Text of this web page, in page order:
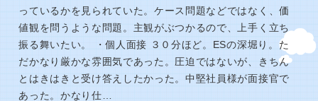
っているかを見られていた。ケース問題などではなく、価
値観を問うような問題。主観がぶつかるので、上手く立ち
振る舞いたい。 ・個人面接 ３０分ほど。ESの深堀り。た
だかなり厳かな雰囲気であった。圧迫ではないが、きちん
とはきはきと受け答えしたかった。中堅社員様が面接官で
あった。かなり仕…